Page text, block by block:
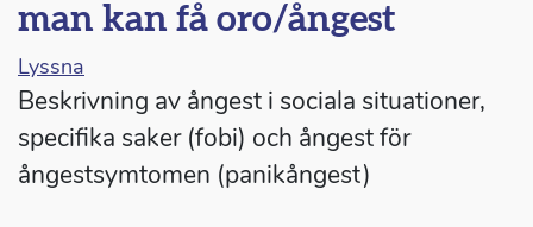
man kan få oro/ångest
Lyssna
Beskrivning av ångest i sociala situationer,
specifika saker (fobi) och ångest för
ångestsymtomen (panikångest)